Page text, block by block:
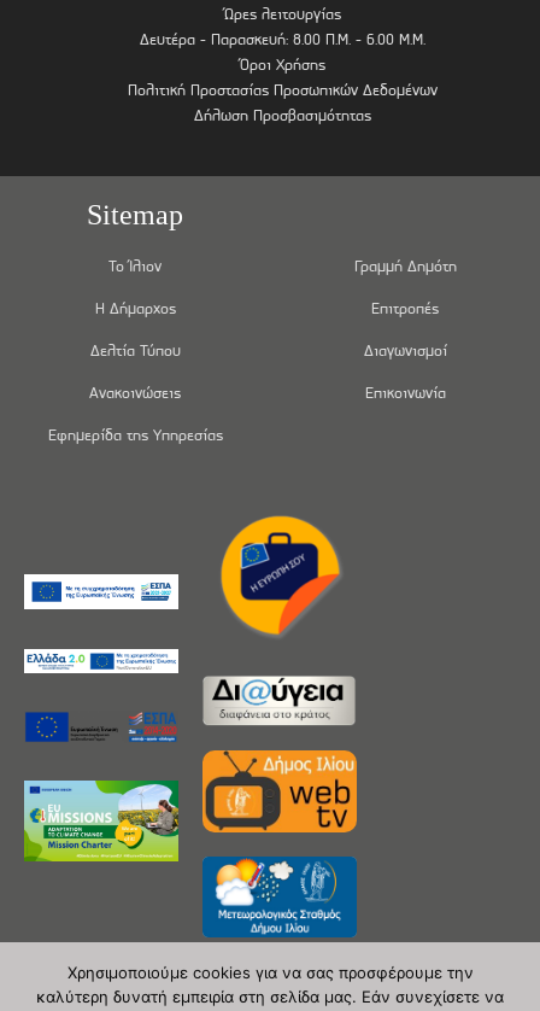
Ώρες λειτουργίας
Δευτέρα - Παρασκευή: 8.00 Π.Μ. - 6.00 Μ.Μ.
Όροι Χρήσης
Πολιτική Προστασίας Προσωπικών Δεδομένων
Δήλωση Προσβασιμότητας
Sitemap
Το Ίλιον
Η Δήμαρχος
Δελτία Τύπου
Ανακοινώσεις
Εφημερίδα της Υπηρεσίας
Γραμμή Δημότη
Επιτροπές
Διαγωνισμοί
Επικοινωνία
Χρησιμοποιούμε cookies για να σας προσφέρουμε την
καλύτερη δυνατή εμπειρία στη σελίδα μας. Εάν συνεχίσετε να